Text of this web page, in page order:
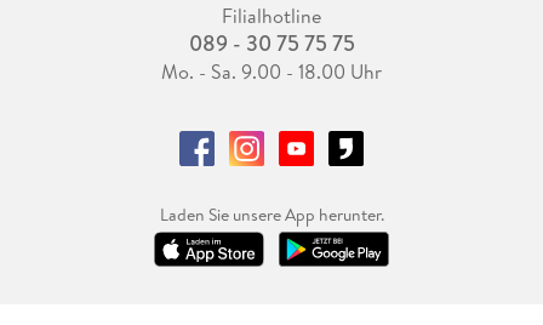
Filialhotline
089 - 30 75 75 75
Mo. - Sa. 9.00 - 18.00 Uhr
Laden Sie unsere App herunter.